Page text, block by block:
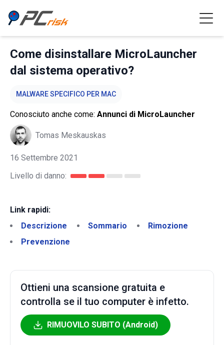
Come disinstallare MicroLauncher
dal sistema operativo?
MALWARE SPECIFICO PER MAC
Conosciuto anche come: Annunci di MicroLauncher
Tomas Meskauskas
16 Settembre 2021
Livello di danno:
Link rapidi:
Descrizione
Sommario
Rimozione
Prevenzione
Ottieni una scansione gratuita e
controlla se il tuo computer è infetto.
RIMUOVILO SUBITO (Android)